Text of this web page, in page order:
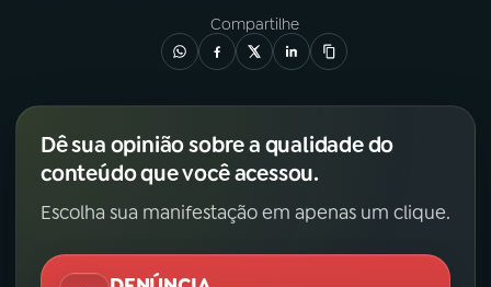
Compartilhe
Dê sua opinião sobre a qualidade do
conteúdo que você acessou.
Escolha sua manifestação em apenas um clique.